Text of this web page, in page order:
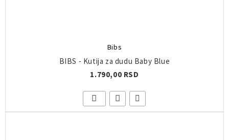
Bibs
BIBS - Kutija za dudu Baby Blue
1.790,00 RSD